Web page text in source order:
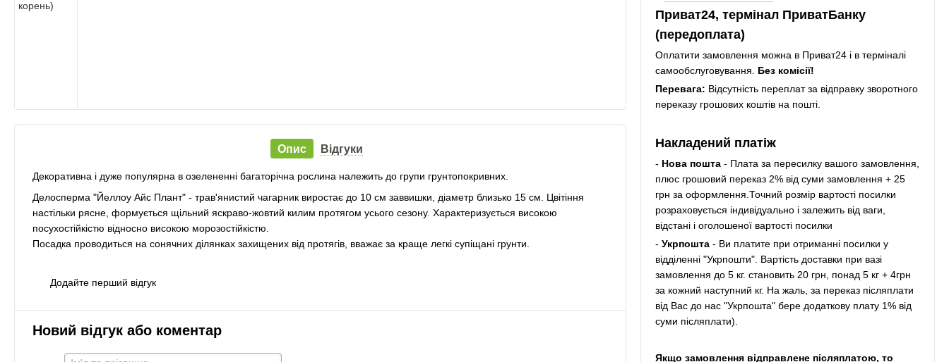
Опис Відгуки
Декоративна і дуже популярна в озелененні багаторічна рослина належить до групи грунтопокривних.
Делосперма "Йеллоу Айс Плант" - трав'янистий чагарник виростає до 10 см заввишки, діаметр близько 15 см. Цвітіння
настільки рясне, формується щільний яскраво-жовтий килим протягом усього сезону. Характеризується високою
посухостійкістю відносно високою морозостійкістю.
Посадка проводиться на сонячних ділянках захищених від протягів, вважає за краще легкі супіщані грунти.
Додайте перший відгук
Новий відгук або коментар
Приват24, термінал ПриватБанку
(передоплата)
Оплатити замовлення можна в Приват24 і в терміналі
самообслуговування. Без комісії!
Перевага: Відсутність переплат за відправку зворотного
переказу грошових коштів на пошті.
Накладений платіж
- Нова пошта- Плата за пересилку вашого замовлення,
плюс грошовий переказ 2% від суми замовлення + 25
грн за оформлення.Точний розмір вартості посилки
розраховується індивідуально і залежить від ваги,
відстані і оголошеної вартості посилки
- Укрпошта- Ви платите при отриманні посилки у
відділенні "Укрпошти". Вартість доставки при вазі
замовлення до 5 кг. становить 20 грн, понад 5 кг + 4грн
за кожний наступний кг. На жаль, за переказ післяплати
від Вас до нас "Укрпошта" бере додаткову плату 1% від
суми післяплати).
Якщо замовлення відправлене післяплатою, то